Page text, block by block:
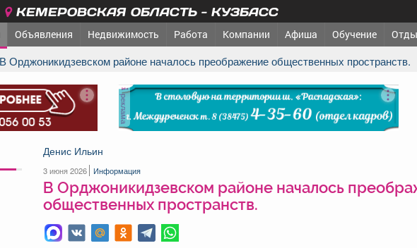
КЕМЕРОВСКАЯ ОБЛАСТЬ - КУЗБАСС
Объявления Недвижимость Работа Компании Афиша Обучение
В Орджоникидзевском районе началось преображение общественных пространств.
реклама
Денис Ильин
3 июня 2026 Информация
В Орджоникидзевском районе началось
общественных пространств.